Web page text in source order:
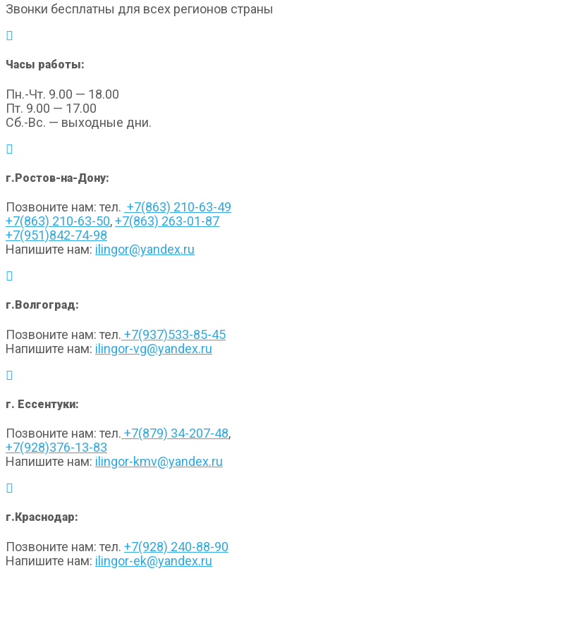
Звонки бесплатны для всех регионов страны
Часы работы:
Пн.-Чт. 9.00 — 18.00
Пт. 9.00 — 17.00
Сб.-Вс. — выходные дни.
г.Ростов-на-Дону:
Позвоните нам: тел. +7(863) 210-63-49
+7(863) 210-63-50,+7(863) 263-01-87
+7(951)842-74-98
Напишите нам: ilingor@yandex.ru
г.Волгоград:
Позвоните нам: тел. +7(937)533-85-45
Напишите нам: ilingor-vg@yandex.ru
г. Ессентуки:
Позвоните нам: тел. +7(879) 34-207-48,
+7(928)376-13-83
Напишите нам: ilingor-kmv@yandex.ru
г.Краснодар:
Позвоните нам: тел. +7(928) 240-88-90
Напишите нам: ilingor-ek@yandex.ru